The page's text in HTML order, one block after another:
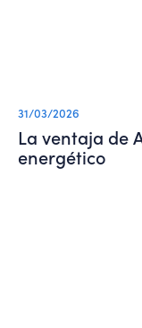
31/03/2026
La ventaja de
energético